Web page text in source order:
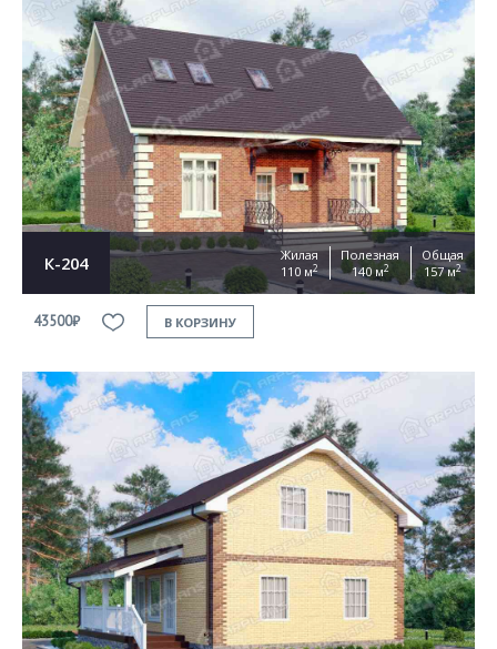
К-204
Жилая
110 м2
Полезная
140 м2
Общая
157 м2
43500₽ В КОРЗИНУ